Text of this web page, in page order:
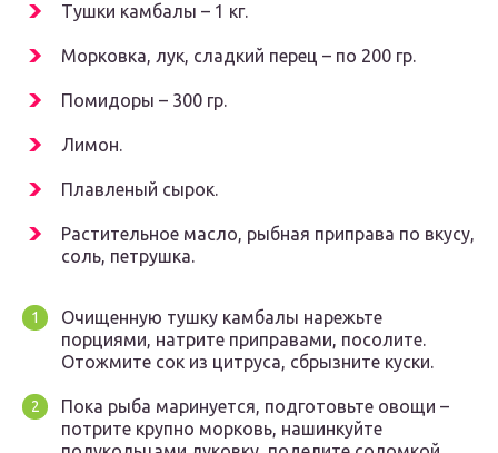
Тушки камбалы – 1 кг.
Морковка, лук, сладкий перец – по 200 гр.
Помидоры – 300 гр.
Лимон.
Плавленый сырок.
Растительное масло, рыбная приправа по вкусу,
соль, петрушка.
Очищенную тушку камбалы нарежьте
порциями, натрите приправами, посолите.
Отожмите сок из цитруса, сбрызните куски.
Пока рыба маринуется, подготовьте овощи –
потрите крупно морковь, нашинкуйте